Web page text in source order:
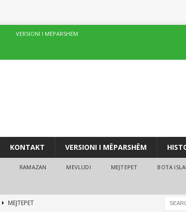
VERSIONI I MËPARSHËM
KONTAKT VERSIONI I MËPARSHËM
RAMAZAN MEVLUDI MEJTEPET BOTA
MEJTEPET